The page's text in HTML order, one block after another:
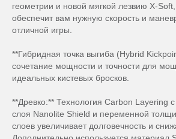
геометрии и новой мягкой лезвию X-
обеспечит вам нужную скорость и
отличной игры.
**Гибридная точка выгиба (Hybrid
сочетание мощности и точности для
идеальных кистевых бросков.
**Древко:** Технология Carbon Layering
слоя Nanolite Shield и переменной
слоев увеличивает долговечность и